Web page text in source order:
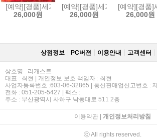
[예약][경품]세가 FIGURIZMα 귀멸의칼날 카마
26,000원
[예약][경품]세가 Luminasta
26,000원
[예약][경품]
26,000원
상점정보 PC버젼 이용안내 고객센터
상호명 : 리캐스트
대표 : 최현 | 개인정보 보호 책임자 : 최현
사업자등록번호 :603-06-32865 | 통신판매업신고번호 :
전화 : 051-205-5427 | 팩스 :
주소 : 부산광역시 사하구 낙동대로 511 2층
이용약관| 개인정보처리방침
ⓒ All rights reserved.